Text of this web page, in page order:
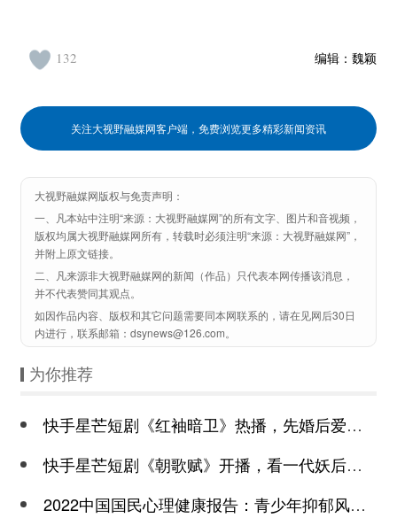
编辑： 魏颖
132
关注大视野融媒网客户端，免费浏览更多精彩新闻资讯
大视野融媒网版权与免责声明：
一、凡本站中注明“来源：大视野融媒网”的所有文字、图片和音视频，
版权均属大视野融媒网所有，转载时必须注明“来源：大视野融媒网”，
并附上原文链接。
二、凡来源非大视野融媒网的新闻（作品）只代表本网传播该消息，
并不代表赞同其观点。
如因作品内容、版权和其它问题需要同本网联系的，请在见网后30日
内进行，联系邮箱：dsynews@126.com。
为你推荐
快手星芒短剧《红袖暗卫》热播，先婚后爱诠释别样浪漫
快手星芒短剧《朝歌赋》开播，看一代妖后与心机皇上极限拉扯
2022中国国民心理健康报告：青少年抑郁风险高于成年